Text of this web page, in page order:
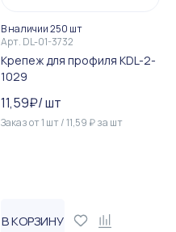
В наличии 250 шт
Арт. DL-01-3732
Крепеж для профиля KDL-2-
1029
11,59₽/шт
Заказ от1 шт/11,59 ₽за шт
В КОРЗИНУ